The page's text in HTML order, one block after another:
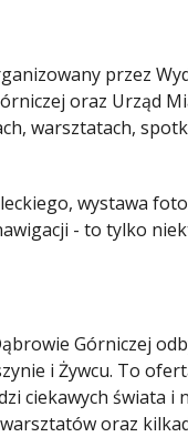
przez
oraz Urząd
warsztatach,
wystawa
- to tylko
Górniczej
i Żywcu. To
ciekawych świata i
oraz